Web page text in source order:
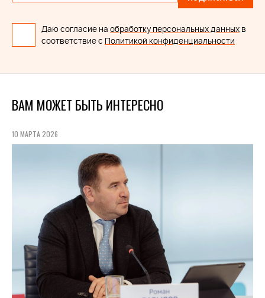
Даю согласие на обработку персональных данных в
соответствие с Политикой конфиденциальности
ВАМ МОЖЕТ БЫТЬ ИНТЕРЕСНО
10 МАРТА 2026